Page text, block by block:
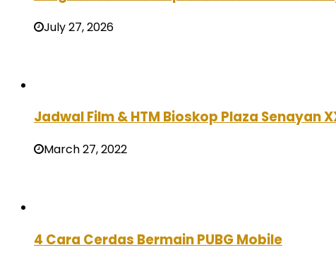
July 27, 2026
Jadwal Film & HTM Bioskop Plaza Senayan
March 27, 2022
4 Cara Cerdas Bermain PUBG Mobile